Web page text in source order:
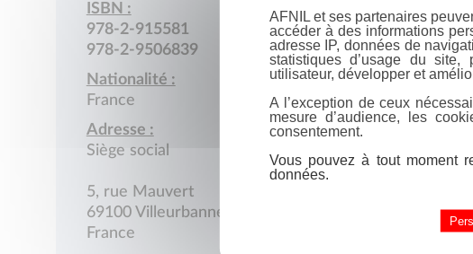
ISBN :
978-2-915581
978-2-9506839
Nationalité :
France
Adresse :
Siège social
5, rue Mauvert
69100 Villeurbanne
France
AFNIL et ses partenaires
accéder à des informations
adresse IP, données de
statistiques d’usage du site,
utilisateur, développer et
A l’exception de ceux
mesure d’audience, les
consentement.
Vous pouvez à tout moment
données.